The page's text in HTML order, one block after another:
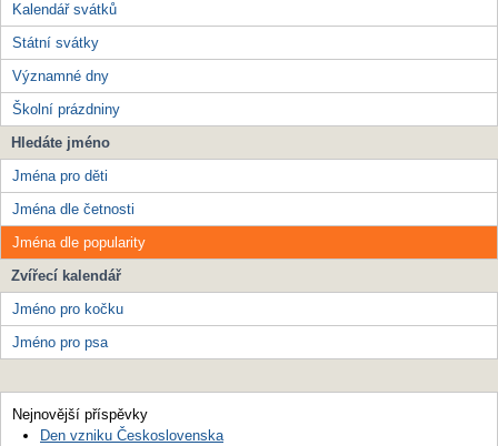
Kalendář svátků
Státní svátky
Významné dny
Školní prázdniny
Hledáte jméno
Jména pro děti
Jména dle četnosti
Jména dle popularity
Zvířecí kalendář
Jméno pro kočku
Jméno pro psa
Nejnovější příspěvky
Den vzniku Československa